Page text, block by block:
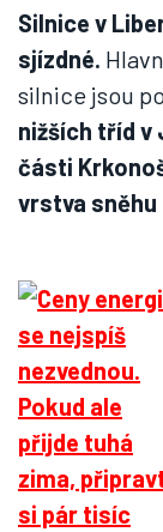
Silnice v
sjízdné.
silnice jsou
nižších tříd v
části
vrstva